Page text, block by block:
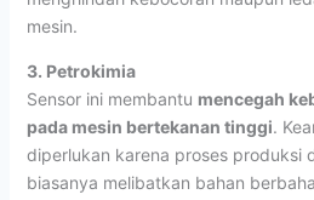
mesin.
3. Petrokimia
Sensor ini membantu mencegah
pada mesin bertekanan tinggi.
diperlukan karena proses produksi
biasanya melibatkan bahan